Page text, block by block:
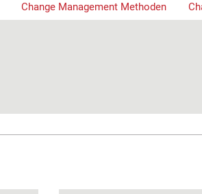
Change Management Methoden